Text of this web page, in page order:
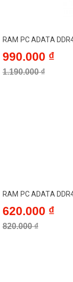
RAM PC ADATA
990.000 ₫
1.190.000 ₫
RAM PC ADATA
620.000 ₫
820.000 ₫